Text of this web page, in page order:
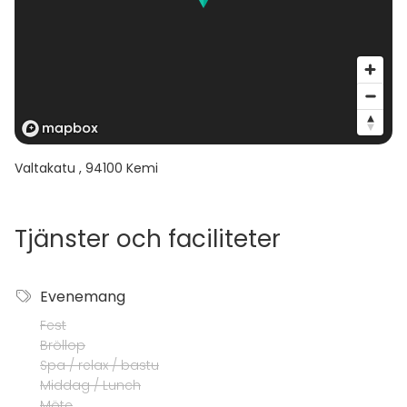
Valtakatu , 94100 Kemi
Tjänster och faciliteter
Evenemang
Fest
Bröllop
Spa / relax / bastu
Middag / Lunch